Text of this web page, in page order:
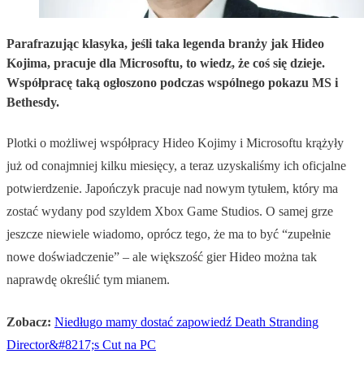
Parafrazując klasyka, jeśli taka legenda branży jak Hideo
Kojima, pracuje dla Microsoftu, to wiedz, że coś się dzieje.
Współpracę taką ogłoszono podczas wspólnego pokazu MS i
Bethesdy.
Plotki o możliwej współpracy Hideo Kojimy i Microsoftu krążyły
już od conajmniej kilku miesięcy, a teraz uzyskaliśmy ich oficjalne
potwierdzenie. Japończyk pracuje nad nowym tytułem, który ma
zostać wydany pod szyldem Xbox Game Studios. O samej grze
jeszcze niewiele wiadomo, oprócz tego, że ma to być “zupełnie
nowe doświadczenie” – ale większość gier Hideo można tak
naprawdę określić tym mianem.
Zobacz: Niedługo mamy dostać zapowiedź Death Stranding
Director&#8217;s Cut na PC